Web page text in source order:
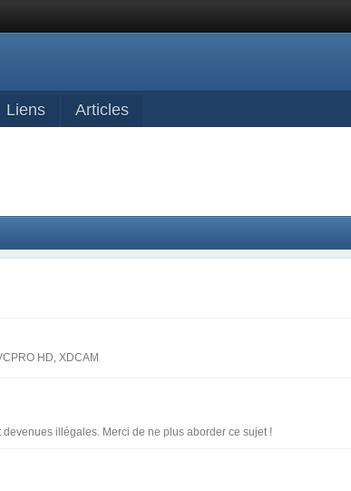
Liens Articles
HD, XDCAM
illégales. Merci de ne plus aborder ce sujet !